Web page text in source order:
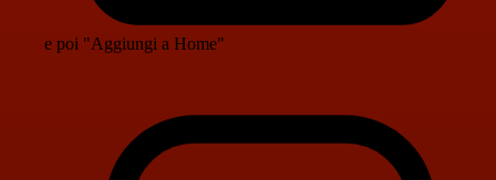
e poi "Aggiungi a Home"